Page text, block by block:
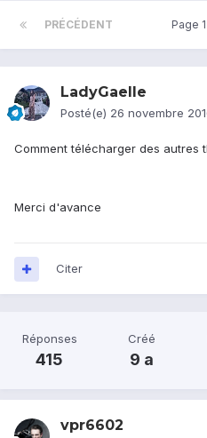
PRÉCÉDENT Page
LadyGaelle
Posté(e) 26 novembre
Comment télécharger des autres
Merci d'avance
Citer
Réponses
415
Créé
9 a
vpr6602